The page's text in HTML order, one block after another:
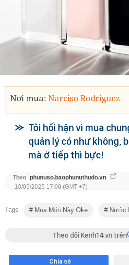
Nơi mua: Narciso Rodriguez
Tôi hối hận vì mua
quản lý có như không,
mà ở tiếp thì bực!
Theo phunuso.baophunuthudo.vn
10/05/2025 17:00 (GMT +7)
Tags Mua Món Này Oke Nước
Theo dõi Kenh14.vn trên
Chia sẻ